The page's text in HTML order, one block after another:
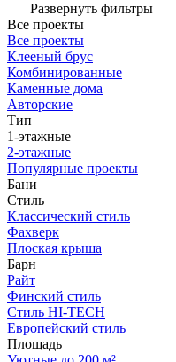
Развернуть фильтры
Все проекты
Все проекты
Клееный брус
Комбинированные
Каменные дома
Авторские
Тип
1-этажные
2-этажные
Популярные проекты
Бани
Стиль
Классический стиль
Фахверк
Плоская крыша
Барн
Райт
Финский стиль
Стиль HI-TECH
Европейский стиль
Площадь